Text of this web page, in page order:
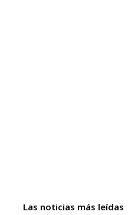
Las noticias más leídas